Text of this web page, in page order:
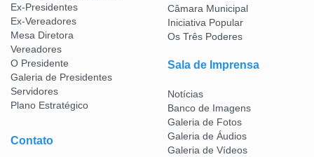
Ex-Presidentes
Ex-Vereadores
Mesa Diretora
Vereadores
O Presidente
Galeria de Presidentes
Servidores
Plano Estratégico
Contato
Câmara Municipal
Iniciativa Popular
Os Três Poderes
Sala de Imprensa
Notícias
Banco de Imagens
Galeria de Fotos
Galeria de Áudios
Galeria de Vídeos